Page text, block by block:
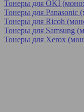
Тонеры для OKI
Тонеры для Panasonic
Тонеры для Ricoh
Тонеры для Samsung
Тонеры для Xerox